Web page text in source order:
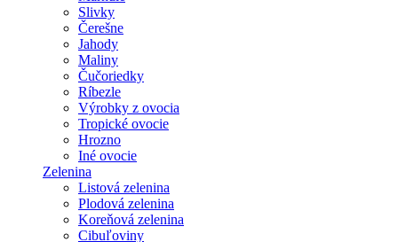
Slivky
Čerešne
Jahody
Maliny
Čučoriedky
Ríbezle
Výrobky z ovocia
Tropické ovocie
Hrozno
Iné ovocie
Zelenina
Listová zelenina
Plodová zelenina
Koreňová zelenina
Cibuľoviny